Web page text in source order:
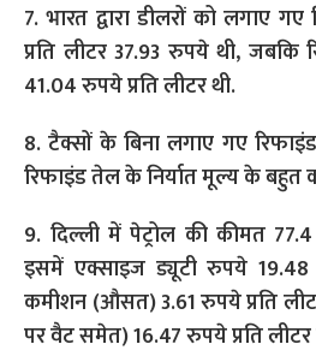
7. भारत द्वारा डीलरों को लगाए
प्रति लीटर 37.93 रुपये थी,
41.04 रुपये प्रति लीटर थी.
8. टैक्सों के बिना लगाए गए
रिफाइंड तेल के निर्यात मूल्य के बहुत
9. दिल्ली में पेट्रोल की कीमत
इसमें एक्साइज ड्यूटी रुपये 19.48
कमीशन (औसत) 3.61 रुपये प्रति
पर वैट समेत) 16.47 रुपये प्रति